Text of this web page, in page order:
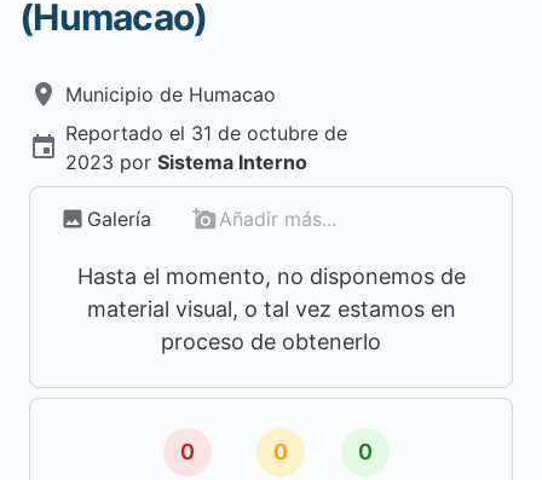
(Humacao)
Municipio de Humacao
Reportado el 31 de octubre de
2023 por Sistema Interno
Galería Añadir más...
Hasta el momento, no disponemos de
material visual, o tal vez estamos en
proceso de obtenerlo
0 0 0